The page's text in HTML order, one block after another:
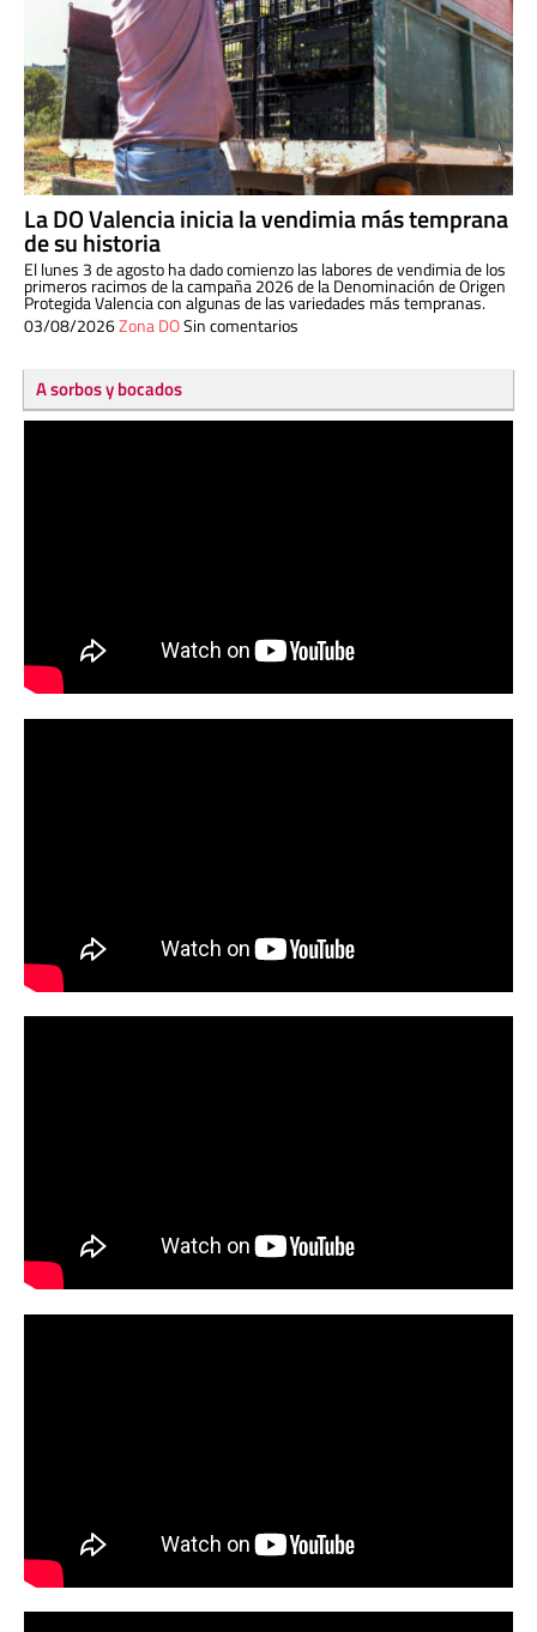
La DO Valencia inicia la vendimia más temprana
de su historia
El lunes 3 de agosto ha dado comienzo las labores de vendimia de los
primeros racimos de la campaña 2026 de la Denominación de Origen
Protegida Valencia con algunas de las variedades más tempranas.
03/08/2026Zona DOSin comentarios
A sorbos y bocados